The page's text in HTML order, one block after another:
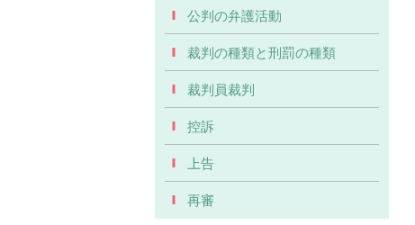
公判の弁護活動
裁判の種類と刑罰の種類
裁判員裁判
控訴
上告
再審